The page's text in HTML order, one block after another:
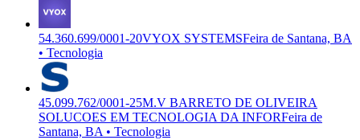
54.360.699/0001-20VYOX SYSTEMSFeira de Santana, BA
• Tecnologia
45.099.762/0001-25M.V BARRETO DE OLIVEIRA
SOLUCOES EM TECNOLOGIA DA INFORFeira de
Santana, BA • Tecnologia